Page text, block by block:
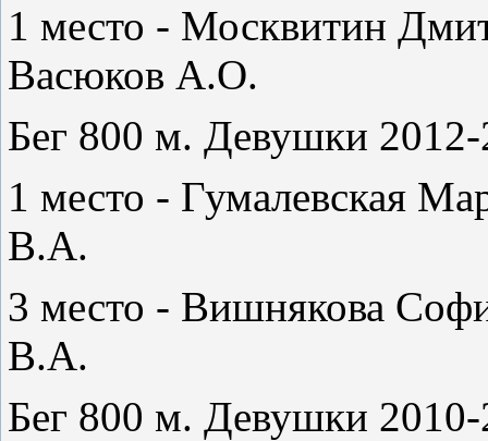
1 место - Москвитин
Васюков А.О.
Бег 800 м. Девушки 2012-
1 место - Гумалевская
В.А.
3 место - Вишнякова
В.А.
Бег 800 м. Девушки 2010-